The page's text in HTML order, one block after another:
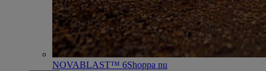
NOVABLAST™ 6Shoppa nu